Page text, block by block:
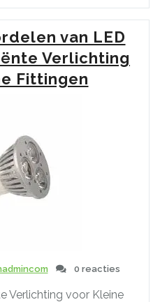
veelzijdigheid
van
RGBW
LED-
verlichting
voor
van LED
Verlichting
Fittingen
0 reacties
Verlichting voor Kleine